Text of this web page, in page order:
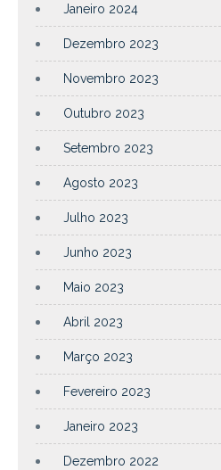
Janeiro 2024
Dezembro 2023
Novembro 2023
Outubro 2023
Setembro 2023
Agosto 2023
Julho 2023
Junho 2023
Maio 2023
Abril 2023
Março 2023
Fevereiro 2023
Janeiro 2023
Dezembro 2022